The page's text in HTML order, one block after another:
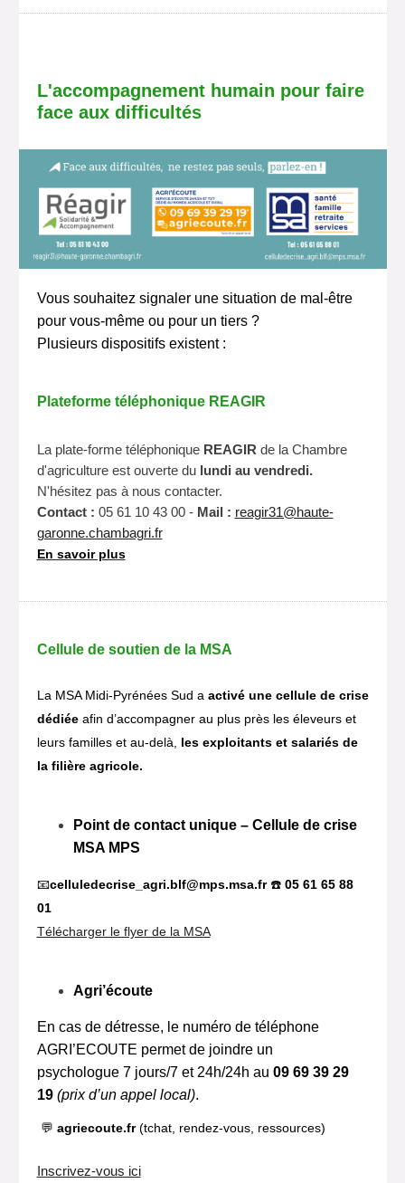
L'accompagnement humain pour faire
face aux difficultés
Vous souhaitez signaler une situation de mal-être
pour vous-même ou pour un tiers ?
Plusieurs dispositifsexistent :
Plateforme téléphonique REAGIR
La plate-forme téléphonique REAGIR de la Chambre
d'agriculture est ouverte dulundi au vendredi.
N'hésitez pas à nous contacter.
Contact : 05 61 10 43 00 - Mail : reagir31@haute-
garonne.chambagri.fr
En savoir plus
Cellule de soutien de la MSA
La MSA Midi‑Pyrénées Sud a activé une cellule de crise
dédiéeafin d’accompagner au plus près les éleveurs et
leurs familles et au-delà,
les exploitants et salariés de
la filière agricole.
Point de contact unique – Cellule de crise
MSA MPS
📧celluledecrise_agri.blf@mps.msa.fr☎️ 05 61 65 88
01
Télécharger le flyer de la MSA
Agri’écoute
En cas de détresse, le numéro de téléphone
AGRI’ECOUTE permet de joindre un
psychologue 7 jours/7 et 24h/24h au 09 69 39 29
19 (prix d’un appel local).
💬 agriecoute.fr(tchat, rendez‑vous, ressources)
Inscrivez-vous ici